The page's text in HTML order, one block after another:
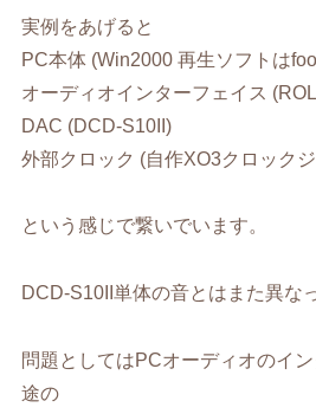
実例をあげると
PC本体 (Win2000 再生ソフトは
オーディオインターフェイス
DAC (DCD-S10II)
外部クロック (自作XO3クロック
という感じで繋いでいます。
DCD-S10II単体の音とはまた異な
問題としてはPCオーディオのイ
途の